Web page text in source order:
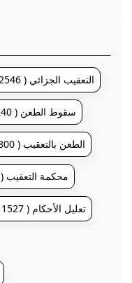
# التعقيب الجزائي ( 2546 )
# سقوط الطعن ( 2240 )
# الطعن بالتعقيب ( 1800 )
# محكمة التعقيب ( 1610 )
# تعليل الأحكام ( 1527 )